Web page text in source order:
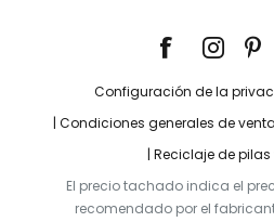
Configuración de la
Condiciones generales de venta
Reciclaje de
El precio tachado indica el
recomendado por el